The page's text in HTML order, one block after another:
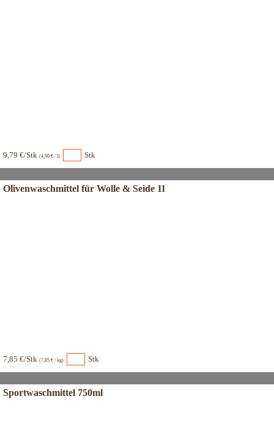
9,79 €/Stk (4,90 € / l) Stk
Olivenwaschmittel für Wolle & Seide 1l
7,85 €/Stk (7,85 € / kg) Stk
Sportwaschmittel 750ml